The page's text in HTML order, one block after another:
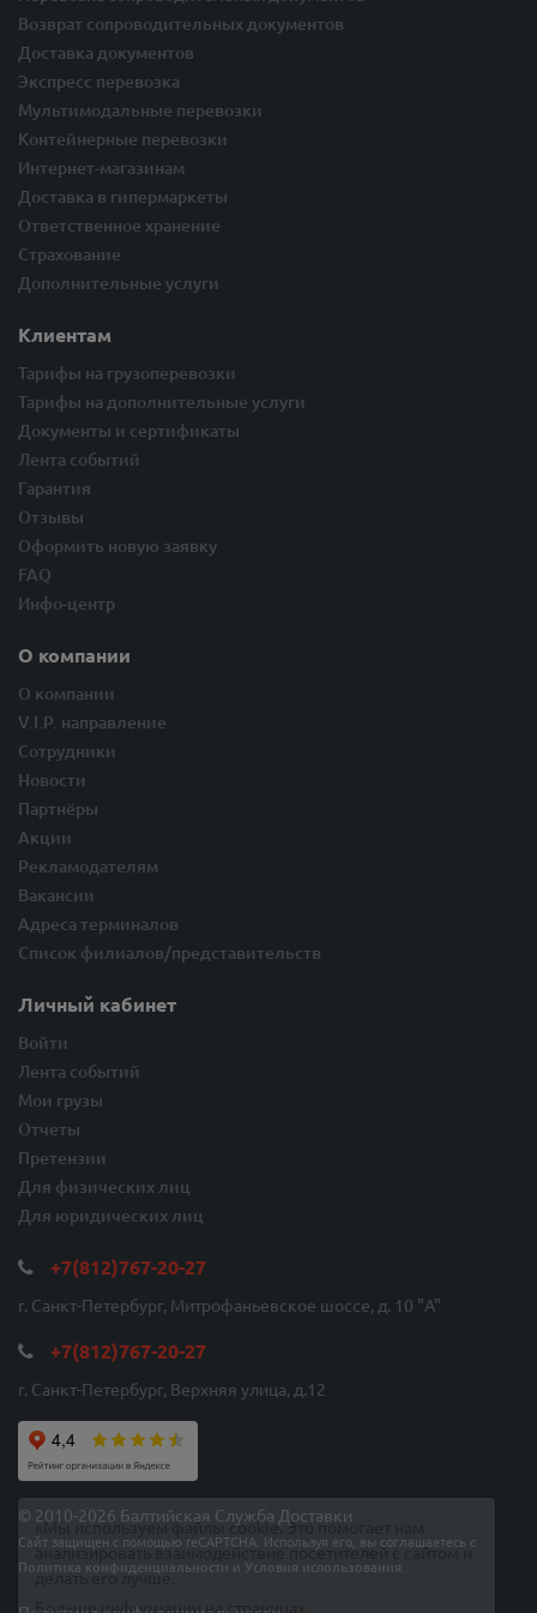
Возврат сопроводительных документов
Доставка документов
Экспресс перевозка
Мультимодальные перевозки
Контейнерные перевозки
Интернет-магазинам
Доставка в гипермаркеты
Ответственное хранение
Страхование
Дополнительные услуги
Клиентам
Тарифы на грузоперевозки
Тарифы на дополнительные услуги
Документы и сертификаты
Лента событий
Гарантия
Отзывы
Оформить новую заявку
FAQ
Инфо-центр
О компании
О компании
V.I.P. направление
Сотрудники
Новости
Партнёры
Акции
Рекламодателям
Вакансии
Адреса терминалов
Список филиалов/представительств
Личный кабинет
Войти
Лента событий
Мои грузы
Отчеты
Претензии
Для физических лиц
Для юридических лиц
+7(812)767-20-27
г. Санкт-Петербург, Митрофаньевское шоссе, д. 10 "A"
+7(812)767-20-27
г. Санкт-Петербург, Верхняя улица, д.12
© 2010-2026 Балтийская Служба Доставки
Сайт защищен с помощью reCAPTCHA. Используя его, вы соглашаетесь с
Политика конфиденциальности и Условия использования
«Мы используем файлы cookie. Это помогает нам
анализировать взаимодействие посетителей с сайтом и
делать его лучше.
Больше информации на страницах